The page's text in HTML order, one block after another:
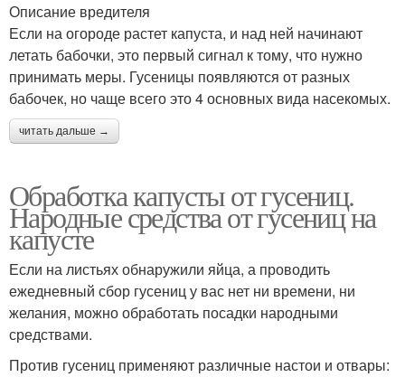
Описание вредителя
Если на огороде растет капуста, и над ней начинают
летать бабочки, это первый сигнал к тому, что нужно
принимать меры. Гусеницы появляются от разных
бабочек, но чаще всего это 4 основных вида насекомых.
читать дальше →
Обработка капусты от гусениц.
Народные средства от гусениц на
капусте
Если на листьях обнаружили яйца, а проводить
ежедневный сбор гусениц у вас нет ни времени, ни
желания, можно обработать посадки народными
средствами.
Против гусениц применяют различные настои и отвары: